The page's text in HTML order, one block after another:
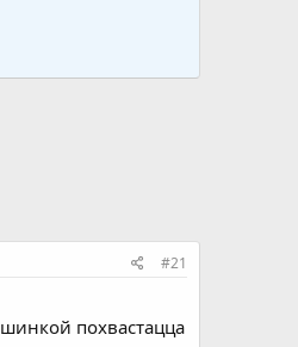
#21
похвастацца